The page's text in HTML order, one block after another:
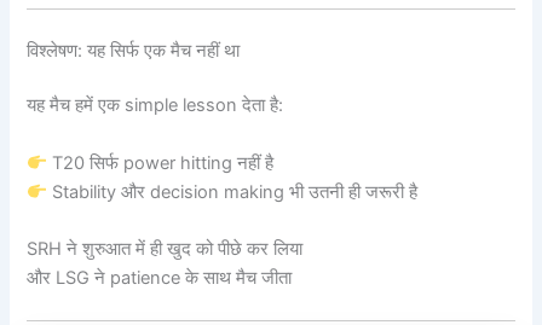
विश्लेषण: यह सिर्फ एक मैच नहीं था
यह मैच हमें एक simple lesson देता है:
T20 सिर्फ power hitting नहीं है
Stability और decision making भी उतनी ही जरूरी है
SRH ने शुरुआत में ही खुद को पीछे कर लिया
और LSG ने patience के साथ मैच जीता